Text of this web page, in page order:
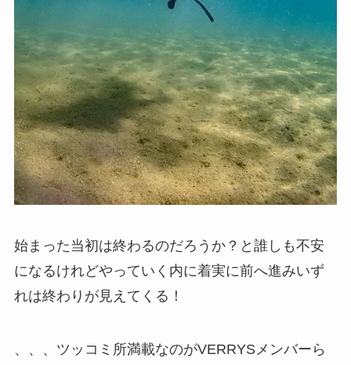
始まった当初は終わるのだろうか？と誰しも不安
になるけれどやっていく内に着実に前へ進みいず
れは終わりが見えてくる！
、、、ツッコミ所満載なのがVERRYSメンバーら